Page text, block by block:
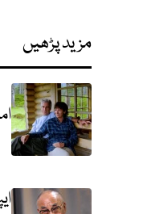
مزید پڑھیں